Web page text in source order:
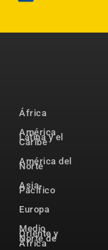
África
América
Latina y el
Caribe
América del
Norte
Asia-
Pacífico
Europa
Medio
Oriente y
Norte de
África